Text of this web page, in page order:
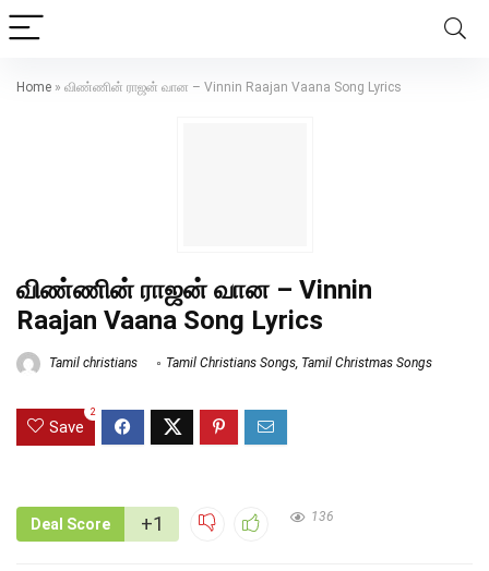
Home » விண்ணின் ராஜன் வான – Vinnin Raajan Vaana Song Lyrics
விண்ணின் ராஜன் வான – Vinnin
Raajan Vaana Song Lyrics
Tamil christians Tamil Christians Songs, Tamil Christmas Songs
Save
2
Deal Score +1 136